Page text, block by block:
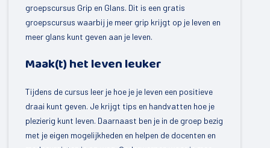
Elsloo
Oldeberkoop
Waskemeer
Langedijke
groepscursus Grip en Glans. Dit is een gratis
groepscursus waarbij je meer grip krijgt op je leven en
meer glans kunt geven aan je leven.
Maak(t) het leven leuker
Tijdens de cursus leer je hoe je je leven een positieve
draai kunt geven. Je krijgt tips en handvatten hoe je
plezierig kunt leven. Daarnaast ben je in de groep bezig
met je eigen mogelijkheden en helpen de docenten en